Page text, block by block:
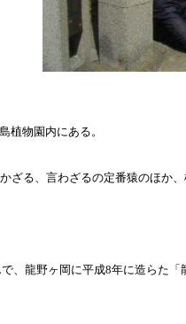
植物園内にある。
ざる、言わざるの定番猿のほか
、龍野ヶ岡に平成8年に造らた